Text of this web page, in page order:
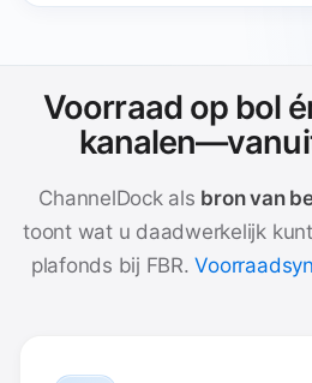
Voorraad op bol
ChannelDock als bron van
toont wat u daadwerkelijk
plafonds bij FBR.